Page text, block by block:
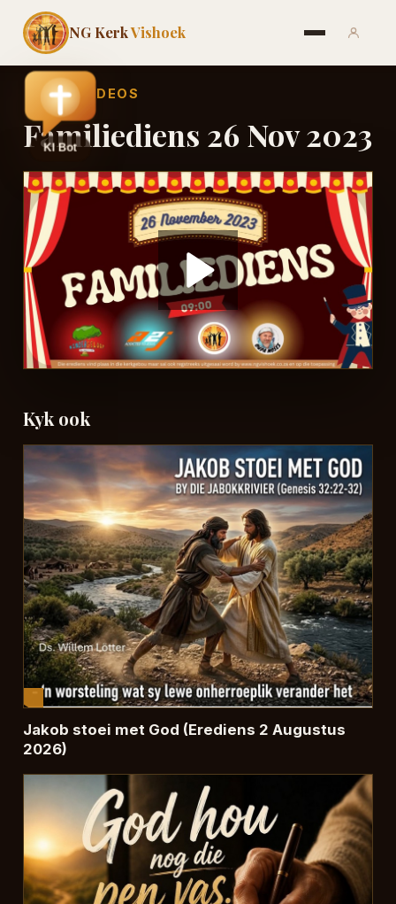
NG KerkVishoek
ALLE VIDEOS
Familiediens 26 Nov 2023
Play
Video
Kyk ook
Jakob stoei met God (Erediens 2 Augustus
2026)